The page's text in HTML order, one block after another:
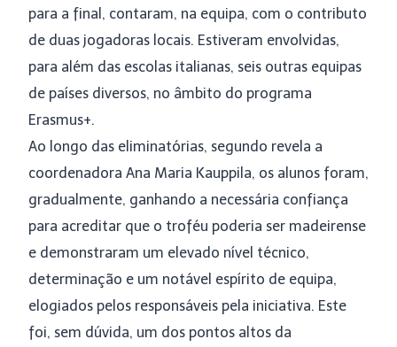
para a final, contaram, na equipa, com o contributo
de duas jogadoras locais. Estiveram envolvidas,
para além das escolas italianas, seis outras equipas
de países diversos, no âmbito do programa
Erasmus+.
Ao longo das eliminatórias, segundo revela a
coordenadora Ana Maria Kauppila, os alunos foram,
gradualmente, ganhando a necessária confiança
para acreditar que o troféu poderia ser madeirense
e demonstraram um elevado nível técnico,
determinação e um notável espírito de equipa,
elogiados pelos responsáveis pela iniciativa. Este
foi, sem dúvida, um dos pontos altos da